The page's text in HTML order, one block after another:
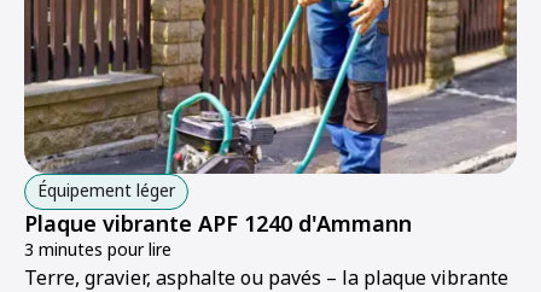
Équipement léger
Plaque vibrante APF 1240 d'Ammann
3 minutes pour lire
Terre, gravier, asphalte ou pavés – la plaque vibrante